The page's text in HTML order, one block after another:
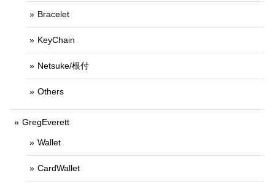
Bracelet
KeyChain
Netsuke/根付
Others
GregEverett
Wallet
CardWallet